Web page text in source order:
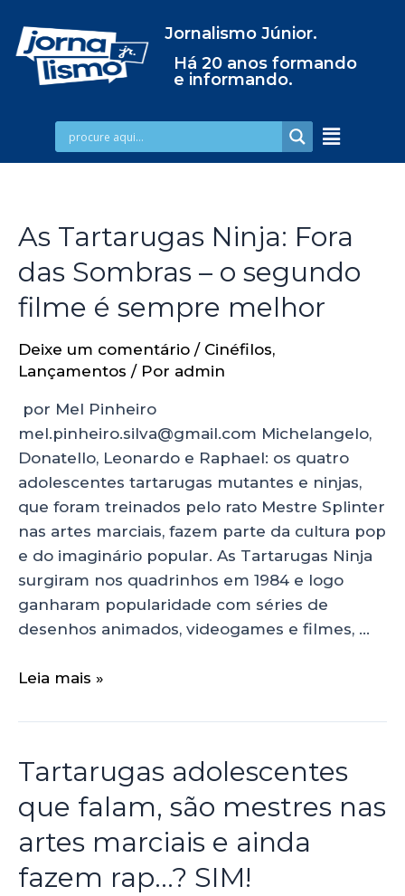
Jornalismo Júnior.
Há 20 anos formando
e informando.
As Tartarugas Ninja: Fora
das Sombras – o segundo
filme é sempre melhor
Deixe um comentário / Cinéfilos,
Lançamentos / Por admin
por Mel Pinheiro
mel.pinheiro.silva@gmail.com Michelangelo,
Donatello, Leonardo e Raphael: os quatro
adolescentes tartarugas mutantes e ninjas,
que foram treinados pelo rato Mestre Splinter
nas artes marciais, fazem parte da cultura pop
e do imaginário popular. As Tartarugas Ninja
surgiram nos quadrinhos em 1984 e logo
ganharam popularidade com séries de
desenhos animados, videogames e filmes, …
Leia mais »
Tartarugas adolescentes
que falam, são mestres nas
artes marciais e ainda
fazem rap…? SIM!